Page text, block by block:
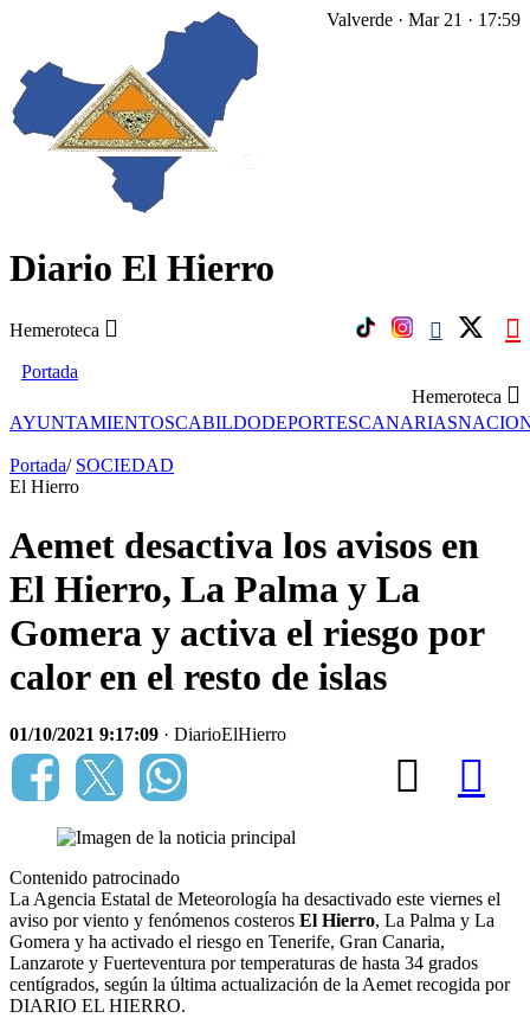
Diario El Hierro
Hemeroteca
Valverde · Mar 21 · 17:59
Portada
Hemeroteca
AYUNTAMIENTOSCABILDODEPORTESCANARIAS
Portada/ SOCIEDAD
El Hierro
Aemet desactiva los avisos en
El Hierro, La Palma y La
Gomera y activa el riesgo por
calor en el resto de islas
01/10/2021 9:17:09 · DiarioElHierro
Contenido patrocinado
La Agencia Estatal de Meteorología ha desactivado este viernes el
aviso por viento y fenómenos costeros El Hierro, La Palma y La
Gomera y ha activado el riesgo en Tenerife, Gran Canaria,
Lanzarote y Fuerteventura por temperaturas de hasta 34 grados
centígrados, según la última actualización de la Aemet recogida por
DIARIO EL HIERRO.